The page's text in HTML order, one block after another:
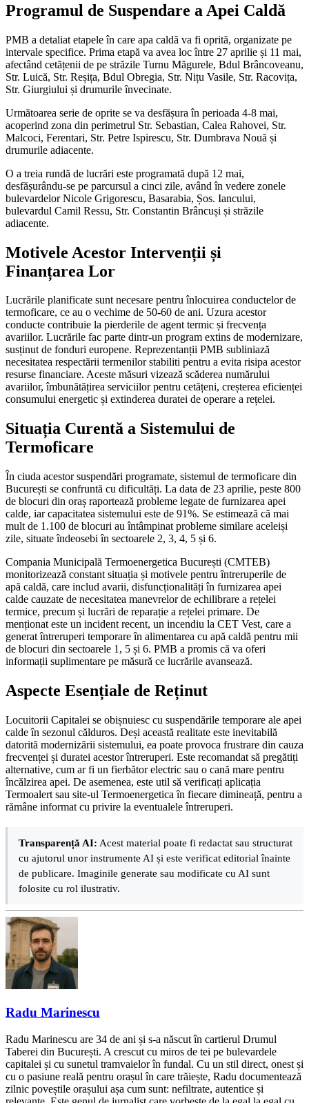
Programul de Suspendare a Apei Caldă
PMB a detaliat etapele în care apa caldă va fi oprită, organizate pe
intervale specifice. Prima etapă va avea loc între 27 aprilie și 11 mai,
afectând cetățenii de pe străzile Turnu Măgurele, Bdul Brâncoveanu,
Str. Luică, Str. Reșița, Bdul Obregia, Str. Nițu Vasile, Str. Racovița,
Str. Giurgiului și drumurile învecinate.
Următoarea serie de oprite se va desfășura în perioada 4-8 mai,
acoperind zona din perimetrul Str. Sebastian, Calea Rahovei, Str.
Malcoci, Ferentari, Str. Petre Ispirescu, Str. Dumbrava Nouă și
drumurile adiacente.
O a treia rundă de lucrări este programată după 12 mai,
desfășurându-se pe parcursul a cinci zile, având în vedere zonele
bulevardelor Nicole Grigorescu, Basarabia, Șos. Iancului,
bulevardul Camil Ressu, Str. Constantin Brâncuși și străzile
adiacente.
Motivele Acestor Intervenții și
Finanțarea Lor
Lucrările planificate sunt necesare pentru înlocuirea conductelor de
termoficare, ce au o vechime de 50-60 de ani. Uzura acestor
conducte contribuie la pierderile de agent termic și frecvența
avariilor. Lucrările fac parte dintr-un program extins de modernizare,
susținut de fonduri europene. Reprezentanții PMB subliniază
necesitatea respectării termenilor stabiliti pentru a evita risipa acestor
resurse financiare. Aceste măsuri vizează scăderea numărului
avariilor, îmbunătățirea serviciilor pentru cetățeni, creșterea eficienței
consumului energetic și extinderea duratei de operare a rețelei.
Situația Curentă a Sistemului de
Termoficare
În ciuda acestor suspendări programate, sistemul de termoficare din
București se confruntă cu dificultăți. La data de 23 aprilie, peste 800
de blocuri din oraș raportează probleme legate de furnizarea apei
calde, iar capacitatea sistemului este de 91%. Se estimează că mai
mult de 1.100 de blocuri au întâmpinat probleme similare aceleiși
zile, situate îndeosebi în sectoarele 2, 3, 4, 5 și 6.
Compania Municipală Termoenergetica București (CMTEB)
monitorizează constant situația și motivele pentru întreruperile de
apă caldă, care includ avarii, disfuncționalități în furnizarea apei
calde cauzate de necesitatea manevrelor de echilibrare a rețelei
termice, precum și lucrări de reparație a rețelei primare. De
menționat este un incident recent, un incendiu la CET Vest, care a
generat întreruperi temporare în alimentarea cu apă caldă pentru mii
de blocuri din sectoarele 1, 5 și 6. PMB a promis că va oferi
informații suplimentare pe măsură ce lucrările avansează.
Aspecte Esențiale de Reținut
Locuitorii Capitalei se obișnuiesc cu suspendările temporare ale apei
calde în sezonul călduros. Deși această realitate este inevitabilă
datorită modernizării sistemului, ea poate provoca frustrare din cauza
frecvenței și duratei acestor întreruperi. Este recomandat să pregătiți
alternative, cum ar fi un fierbător electric sau o cană mare pentru
încălzirea apei. De asemenea, este util să verificați aplicația
Termoalert sau site-ul Termoenergetica în fiecare dimineață, pentru a
rămâne informat cu privire la eventualele întreruperi.
Transparență AI: Acest material poate fi redactat sau structurat
cu ajutorul unor instrumente AI și este verificat editorial înainte
de publicare. Imaginile generate sau modificate cu AI sunt
folosite cu rol ilustrativ.
Radu Marinescu
Radu Marinescu are 34 de ani și s-a născut în cartierul Drumul
Taberei din București. A crescut cu miros de tei pe bulevardele
capitalei și cu sunetul tramvaielor în fundal. Cu un stil direct, onest și
cu o pasiune reală pentru orașul în care trăiește, Radu documentează
zilnic poveștile orașului așa cum sunt: nefiltrate, autentice și